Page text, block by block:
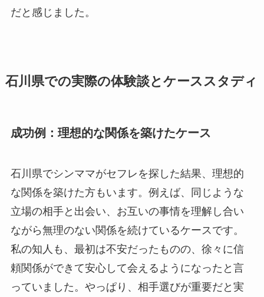
だと感じました。
石川県での実際の体験談とケーススタディ
成功例：理想的な関係を築けたケース
石川県でシンママがセフレを探した結果、理想的
な関係を築けた方もいます。例えば、同じような
立場の相手と出会い、お互いの事情を理解し合い
ながら無理のない関係を続けているケースです。
私の知人も、最初は不安だったものの、徐々に信
頼関係ができて安心して会えるようになったと言
っていました。やっぱり、相手選びが重要だと実